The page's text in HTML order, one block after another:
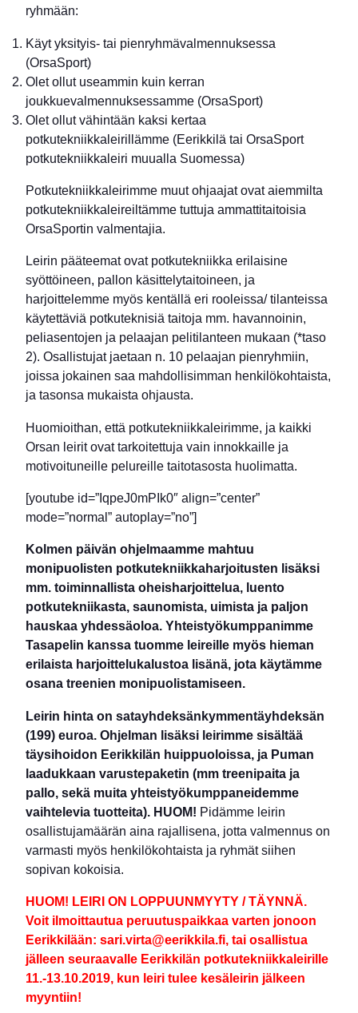
ryhmään:
Käyt yksityis- tai pienryhmävalmennuksessa
(OrsaSport)
Olet ollut useammin kuin kerran
joukkuevalmennuksessamme (OrsaSport)
Olet ollut vähintään kaksi kertaa
potkutekniikkaleirillämme (Eerikkilä tai OrsaSport
potkutekniikkaleiri muualla Suomessa)
Potkutekniikkaleirimme muut ohjaajat ovat aiemmilta
potkutekniikkaleireiltämme tuttuja ammattitaitoisia
OrsaSportin valmentajia.
Leirin pääteemat ovat potkutekniikka erilaisine
syöttöineen, pallon käsittelytaitoineen, ja
harjoittelemme myös kentällä eri rooleissa/ tilanteissa
käytettäviä potkuteknisiä taitoja mm. havannoinin,
peliasentojen ja pelaajan pelitilanteen mukaan (*taso
2). Osallistujat jaetaan n. 10 pelaajan pienryhmiin,
joissa jokainen saa mahdollisimman henkilökohtaista,
ja tasonsa mukaista ohjausta.
Huomioithan, että potkutekniikkaleirimme, ja kaikki
Orsan leirit ovat tarkoitettuja vain innokkaille ja
motivoituneille pelureille taitotasosta huolimatta.
[youtube id=”IqpeJ0mPIk0″ align=”center”
mode=”normal” autoplay=”no”]
Kolmen päivän ohjelmaamme mahtuu
monipuolisten potkutekniikkaharjoitusten lisäksi
mm. toiminnallista oheisharjoittelua, luento
potkutekniikasta, saunomista, uimista ja paljon
hauskaa yhdessäoloa. Yhteistyökumppanimme
Tasapelin kanssa tuomme leireille myös hieman
erilaista harjoittelukalustoa lisänä, jota käytämme
osana treenien monipuolistamiseen.
Leirin hinta on satayhdeksänkymmentäyhdeksän
(199) euroa. Ohjelman lisäksi leirimme sisältää
täysihoidon Eerikkilän huippuoloissa, ja Puman
laadukkaan varustepaketin (mm treenipaita ja
pallo, sekä muita yhteistyökumppaneidemme
vaihtelevia tuotteita). HUOM! Pidämme leirin
osallistujamäärän aina rajallisena, jotta valmennus on
varmasti myös henkilökohtaista ja ryhmät siihen
sopivan kokoisia.
HUOM! LEIRI ON LOPPUUNMYYTY / TÄYNNÄ.
Voit ilmoittautua peruutuspaikkaa varten jonoon
Eerikkilään: sari.virta@eerikkila.fi, tai osallistua
jälleen seuraavalle Eerikkilän potkutekniikkaleirille
11.-13.10.2019, kun leiri tulee kesäleirin jälkeen
myyntiin!